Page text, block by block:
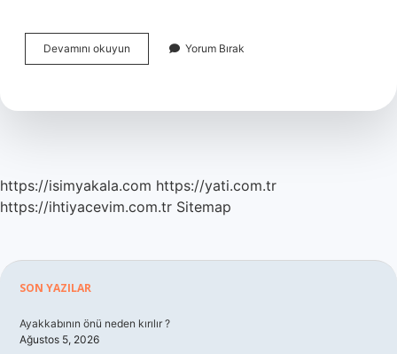
Devamını okuyun
Hangi
Yorum Bırak
https://isimyakala.com https://yati.com.tr
https://ihtiyacevim.com.tr Sitemap
Sidebar
SON YAZILAR
Ayakkabının önü neden kırılır ?
Ağustos 5, 2026